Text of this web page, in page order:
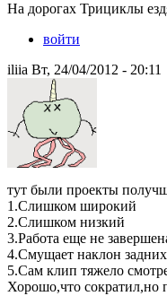
На дорогах Трициклы
войти
iliia Вт, 24/04/2012 - 20:11
тут были проекты
1.Слишком широкий
2.Слишком низкий
3.Работа еще не
4.Смущает наклон задних
5.Сам клип тяжело
Хорошо,что сократил,но